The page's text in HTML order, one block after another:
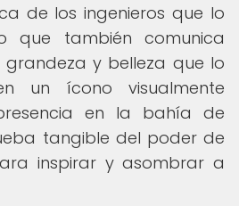
de los ingenieros que lo
que también comunica
grandeza y belleza que lo
un ícono visualmente
en la bahía de
tangible del poder de
inspirar y asombrar a